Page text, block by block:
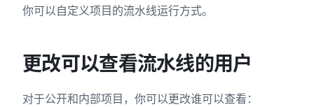
你可以自定义项目的流水线运行方式。
更改可以查看流水线的用户
对于公开和内部项目，你可以更改谁可以查看：